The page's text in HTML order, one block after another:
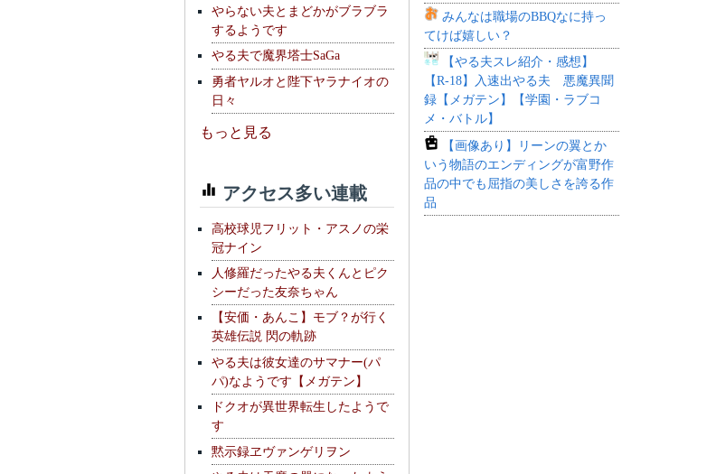
やらない夫とまどかがブラブラ
するようです
やる夫で魔界塔士SaGa
勇者ヤルオと陛下ヤラナイオの
日々
もっと見る
アクセス多い連載
高校球児フリット・アスノの栄
冠ナイン
人修羅だったやる夫くんとピク
シーだった友奈ちゃん
【安価・あんこ】モブ？が行く
英雄伝説 閃の軌跡
やる夫は彼女達のサマナー(パ
パ)なようです【メガテン】
ドクオが異世界転生したようで
す
黙示録ヱヴァンゲリヲン
みんなは職場のBBQなに持っ
てけば嬉しい？
【やる夫スレ紹介・感想】
【R-18】入速出やる夫 悪魔異聞
録【メガテン】【学園・ラブコ
メ・バトル】
【画像あり】リーンの翼とか
いう物語のエンディングが富野作
品の中でも屈指の美しさを誇る作
品